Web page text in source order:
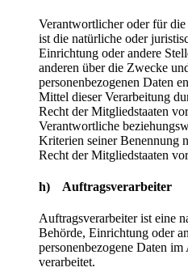
Verantwortlicher oder für
ist die natürliche oder
Einrichtung oder andere
anderen über die Zwecke
personenbezogenen Daten
Mittel dieser Verarbeitung
Recht der Mitgliedstaaten
Verantwortliche
Kriterien seiner Benennung
Recht der Mitgliedstaaten
h) Auftragsverarbeiter
Auftragsverarbeiter ist eine
Behörde, Einrichtung oder
personenbezogene Daten
verarbeitet.